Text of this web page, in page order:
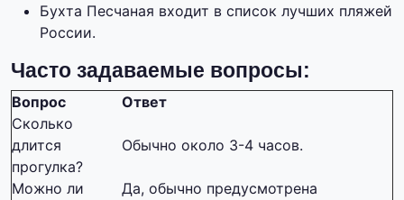
Бухта Песчаная входит в список лучших пляжей
России.
Часто задаваемые вопросы:
Вопрос
Ответ
Сколько
длится
прогулка?
Обычно около 3-4 часов.
Можно ли
Да, обычно предусмотрена